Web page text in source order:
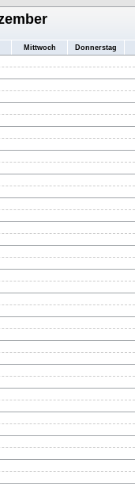
Mittwoch Donnerstag